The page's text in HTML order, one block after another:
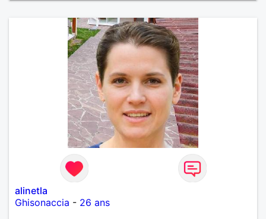
alinetla
Ghisonaccia - 26 ans